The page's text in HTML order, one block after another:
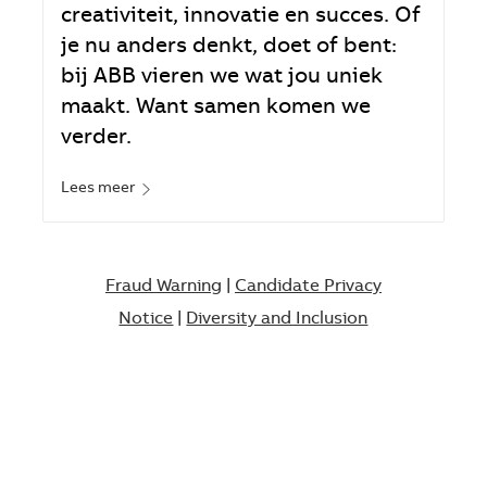
creativiteit, innovatie en succes. Of
je nu anders denkt, doet of bent:
bij ABB vieren we wat jou uniek
maakt. Want samen komen we
verder.
Lees meer
Fraud Warning
Candidate Privacy
Notice
Diversity and Inclusion​​​​​​​